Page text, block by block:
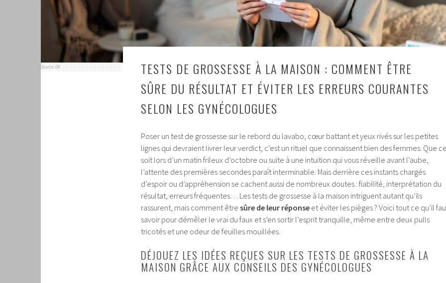
Source: DR
TESTS DE GROSSESSE À LA MAISON : COMMENT ÊTRE
SÛRE DU RÉSULTAT ET ÉVITER LES ERREURS COURANTES
SELON LES GYNÉCOLOGUES
Poser un test de grossesse sur le rebord du lavabo, cœur battant et yeux rivés sur les petites
lignes qui devraient livrer leur verdict, c’est un rituel que connaissent bien des femmes. Que
soit lors d’un matin frileux d’octobre ou suite à une intuition qui vous réveille avant l’aube,
l’attente des premières secondes paraît interminable. Mais derrière ces instants chargés
d’espoir ou d’appréhension se cachent aussi de nombreux doutes : fiabilité, interprétation du
résultat, erreurs fréquentes… Les tests de grossesse à la maison intriguent autant qu’ils
rassurent, mais comment être sûre de leur réponse et éviter les pièges ? Voici tout ce qu’il
savoir pour démêler le vrai du faux et s’en sortir l’esprit tranquille, même entre deux pulls
tricotés et une odeur de feuilles mouillées.
DÉJOUEZ LES IDÉES REÇUES SUR LES TESTS DE GROSSESSE À LA
MAISON GRÂCE AUX CONSEILS DES GYNÉCOLOGUES